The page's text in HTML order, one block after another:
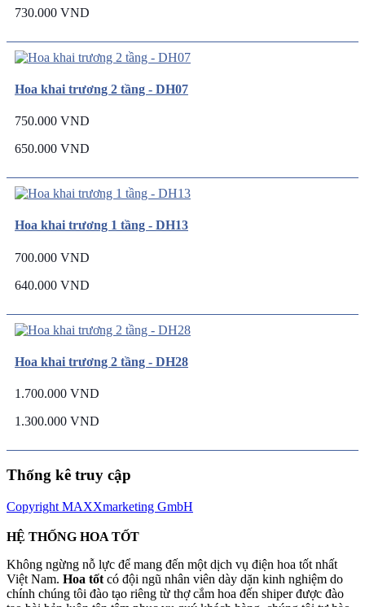
730.000 VND
Hoa khai trương 2 tầng - DH07
750.000 VND
650.000 VND
Hoa khai trương 1 tầng - DH13
700.000 VND
640.000 VND
Hoa khai trương 2 tầng - DH28
1.700.000 VND
1.300.000 VND
Thống kê truy cập
Copyright MAXXmarketing GmbH
HỆ THỐNG HOA TỐT
Không ngừng nỗ lực để mang đến một dịch vụ điện hoa tốt nhất
Việt Nam. Hoa tốt có đội ngũ nhân viên dày dặn kinh nghiệm do
chính chúng tôi đào tạo riêng từ thợ cắm hoa đến shiper được đào